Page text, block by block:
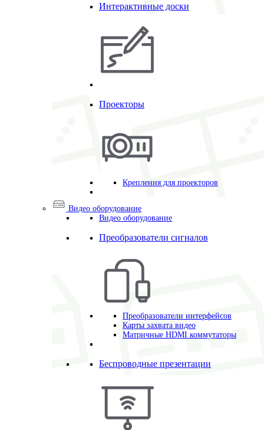
Интерактивные доски
Проекторы
Крепления для проекторов
Видео оборудование
Видео оборудование
Преобразователи сигналов
Преобразователи интерфейсов
Карты захвата видео
Матричные HDMI коммутаторы
Беспроводные презентации